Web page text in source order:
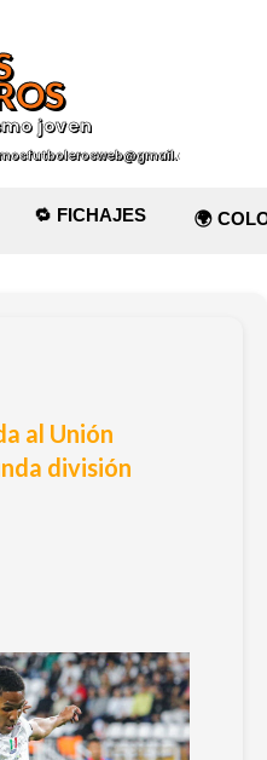
joven
🔁 FICHAJES 🌍
al Unión
división